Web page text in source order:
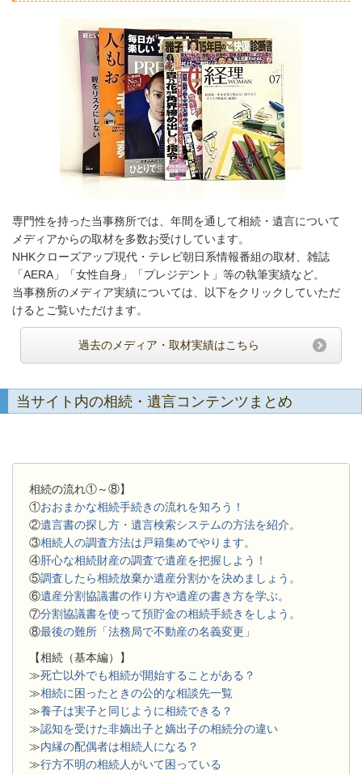
専門性を持った当事務所では、年間を通して相続・遺言について
メディアからの取材を多数お受けしています。
NHKクローズアップ現代・テレビ朝日系情報番組の取材、雑誌
「AERA」「女性自身」「プレジデント」等の執筆実績など。
当事務所のメディア実績については、以下をクリックしていただ
けるとご覧いただけます。
過去のメディア・取材実績はこちら
当サイト内の相続・遺言コンテンツまとめ
相続の流れ①～⑧】
①おおまかな相続手続きの流れを知ろう！
②遺言書の探し方・遺言検索システムの方法を紹介。
③相続人の調査方法は戸籍集めでやります。
④肝心な相続財産の調査で遺産を把握しよう！
⑤調査したら相続放棄か遺産分割かを決めましょう。
⑥遺産分割協議書の作り方や遺産の書き方を学ぶ。
⑦分割協議書を使って預貯金の相続手続きをしよう。
⑧最後の難所「法務局で不動産の名義変更」
【相続（基本編）】
≫死亡以外でも相続が開始することがある？
≫相続に困ったときの公的な相談先一覧
≫養子は実子と同じように相続できる？
≫認知を受けた非嫡出子と嫡出子の相続分の違い
≫内縁の配偶者は相続人になる？
≫行方不明の相続人がいて困っている